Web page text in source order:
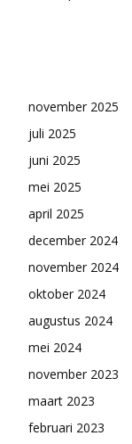
november 2025
juli 2025
juni 2025
mei 2025
april 2025
december 2024
november 2024
oktober 2024
augustus 2024
mei 2024
november 2023
maart 2023
februari 2023